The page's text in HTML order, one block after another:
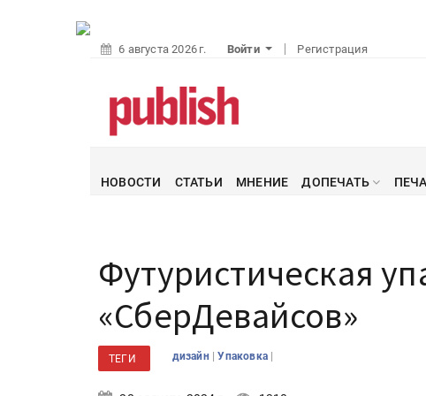
6 августа 2026 г. Войти Регистрация
НОВОСТИ СТАТЬИ МНЕНИЕ ДОПЕЧАТЬ
Футуристическая
«СберДевайсов»
ТЕГИ дизайн |Упаковка |